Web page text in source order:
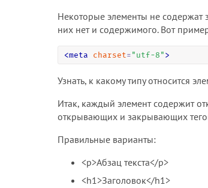
Некоторые элементы не содержат
них нет и содержимого. Вот
<meta charset= " utf-8 " >
Узнать, к какому типу относится
Итак, каждый элемент содержит
открывающих и закрывающих
Правильные варианты:
<p>Абзац текста</p>
<h1>Заголовок</h1>